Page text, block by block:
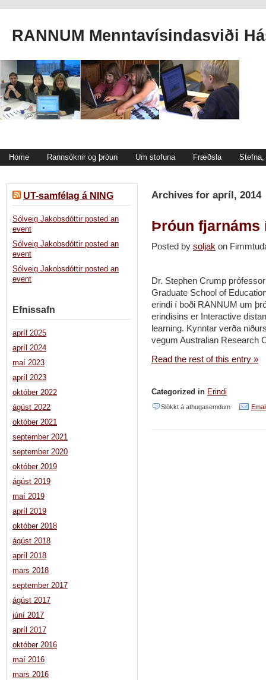
RANNUM Menntavísindasviði
Home Rannsóknir og þróun Um stofuna Fræðsla
Archives for apríl, 2014
Þróun fjarnáms
Posted by soljak on
Dr. Stephen Crump
Graduate School of
erindi í boði RANNUM um
erindisins er Interactive
learning. Kynntar verða
vegum Australian Research
Read the rest of this entry »
Categorized in Erindi
Slökkt á athugasemdumvið
UT-samfélag á NING
Sólveig Jakobsdóttir posted an
event
Sólveig Jakobsdóttir posted an
event
Sólveig Jakobsdóttir posted an
event
Efnissafn
apríl 2025
apríl 2024
maí 2023
apríl 2023
október 2022
ágúst 2022
október 2021
september 2021
september 2020
október 2019
ágúst 2019
maí 2019
apríl 2019
október 2018
ágúst 2018
apríl 2018
mars 2018
september 2017
ágúst 2017
júní 2017
apríl 2017
október 2016
maí 2016
mars 2016